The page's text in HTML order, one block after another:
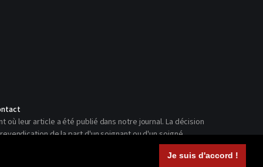
Je suis d'accord !
où leur article a été publié dans notre journal. La décision
de la part d'un soignant ou d'un soigné.